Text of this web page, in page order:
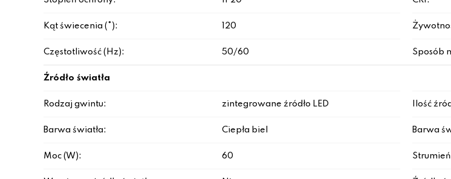
Kąt świecenia (°): 120
Częstotliwość (Hz): 50/60 Sposób
Źródło światła
Rodzaj gwintu: zintegrowane źródło LED Ilość
Barwa światła: Ciepła biel Barwa
Moc (W): 60